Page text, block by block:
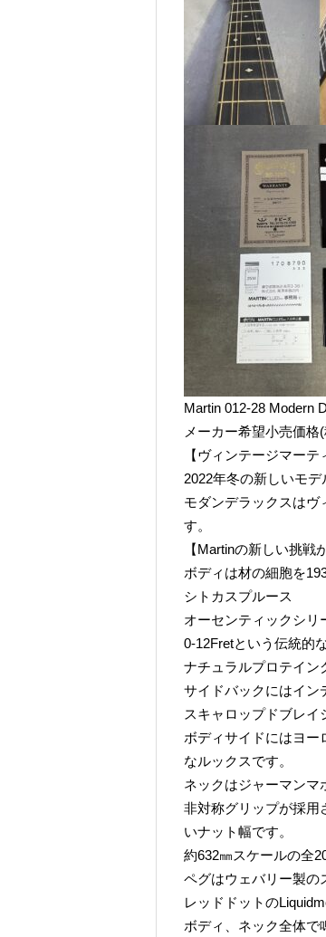
Martin 012-28 Modern
メーカー希望小売価
【ヴィンテージマー
2022年冬の新しいモデ
モダンデラックスはヴ
す。
【Martinの新しい挑戦
ボディは材の細胞を
シトカスプルース
オーセンティックシリ
0-12Fretという伝統的
ナチュラルプロテイン
サイドバックにはイン
スキャロップドブレイ
ボディサイドにはヨー
なルックスです。
ネックはジャーマンマ
非対称グリップが採用
いナット幅です。
約632㎜スケールの全
ペグはウェバリー製の
レッドドットの
ボディ、ネック全体で